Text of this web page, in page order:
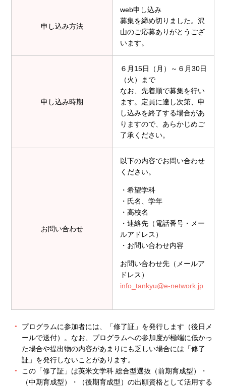
申し込み方法
web申し込み
募集を締め切りました。沢
山のご応募ありがとうござ
います。
申し込み時期
６月15日（月）～６月30日
（火）まで
なお、先着順で募集を行い
ます。定員に達し次第、申
し込みを終了する場合があ
りますので、あらかじめご
了承ください。
お問い合わせ
以下の内容でお問い合わせ
ください。
・希望学科
・氏名、学年
・高校名
・連絡先（電話番号・メー
ルアドレス）
・お問い合わせ内容
お問い合わせ先（メールア
ドレス）
info_tankyu@e-network.jp
プログラムに参加者には、「修了証」を発行します（後日メ
ールで送付）。なお、プログラムへの参加度が極端に低かっ
た場合や提出物の内容があまりにも乏しい場合には「修了
証」を発行しないことがあります。
この「修了証」は英米文学科 総合型選抜（前期育成型）・
（中期育成型）・（後期育成型）の出願資格として活用する